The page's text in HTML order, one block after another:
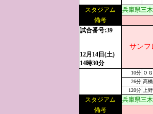
スタジアム
兵庫県三
備考
試合番号:39
12月14日(土)
14時30分
サンフ
10分 ＯＧ
26分 髙
120分
上
スタジアム
兵庫県三
備考